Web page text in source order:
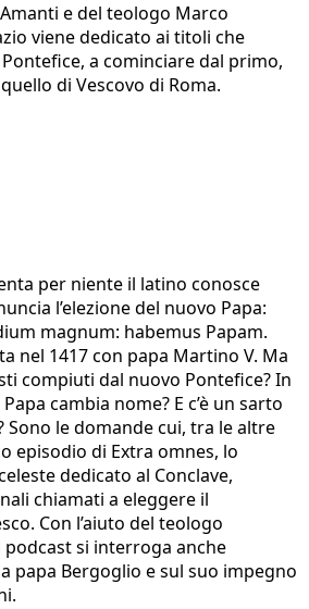
e del teologo Marco
viene dedicato ai titoli che
a cominciare dal primo,
di Vescovo di Roma.
per niente il latino conosce
l’elezione del nuovo Papa:
magnum: habemus Papam.
nel 1417 con papa Martino V. Ma
compiuti dal nuovo Pontefice? In
cambia nome? E c’è un sarto
Sono le domande cui, tra le altre
episodio di Extra omnes, lo
dedicato al Conclave,
chiamati a eleggere il
Con l’aiuto del teologo
podcast si interroga anche
papa Bergoglio e sul suo impegno